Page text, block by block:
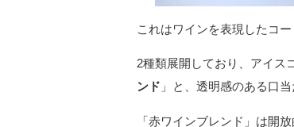
これはワインを表現したコー
2種類展開しており、アイス
ンド 」と、透明感のある口
「赤ワインブレンド」は開